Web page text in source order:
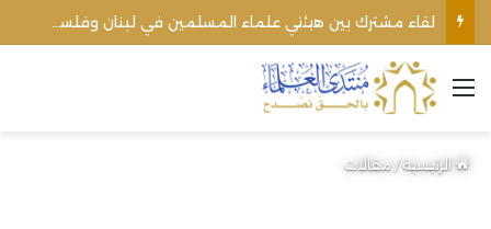
القائمة
الرئيسية/مقالات